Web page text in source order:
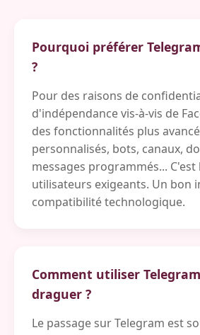
Pourquoi préférer
?
Pour des raisons de
d'indépendance vis-à-vis de
des fonctionnalités plus
personnalisés, bots, canaux,
messages programmés... C'est
utilisateurs exigeants. Un bon
compatibilité technologique.
Comment utiliser
draguer ?
Le passage sur Telegram est